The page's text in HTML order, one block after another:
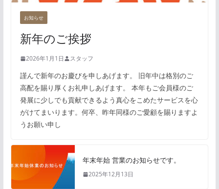
お知らせ
新年のご挨拶
2026年1月1日 スタッフ
謹んで新年のお慶びを申しあげます。 旧年中は格別のご
高配を賜り厚くお礼申しあげます。 本年もご会員様のご
発展に少しでも貢献できるよう真心をこめたサービスを心
がけてまいります。何卒、昨年同様のご愛顧を賜りますよ
うお願い申し
年末年始 営業のお知らせです。
2025年12月13日